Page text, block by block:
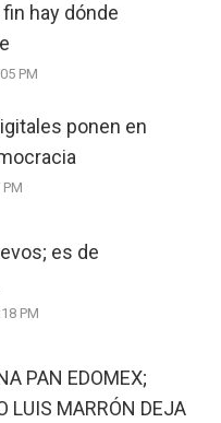
hay dónde
PM
ponen en
es de
PM
PAN EDOMEX;
LUIS MARRÓN DEJA